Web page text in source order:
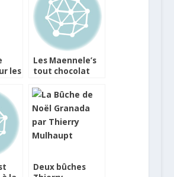
les
Les Maennele’s
tout chocolat
Fêtes avec
Jacques Bockel
Deux bûches